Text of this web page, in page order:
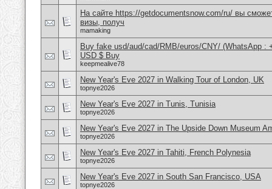
На сайте https://getdocumentsnow.com/ru/ вы
визы, получ
mamaking
Buy fake usd/aud/cad/RMB/euros/CNY/ (WhatsApp :
USD $ Buy
keepmealive78
New Year's Eve 2027 in Walking Tour of London, UK
topnye2026
New Year's Eve 2027 in Tunis, Tunisia
topnye2026
New Year's Eve 2027 in The Upside Down Museum
topnye2026
New Year's Eve 2027 in Tahiti, French Polynesia
topnye2026
New Year's Eve 2027 in South San Francisco, USA
topnye2026